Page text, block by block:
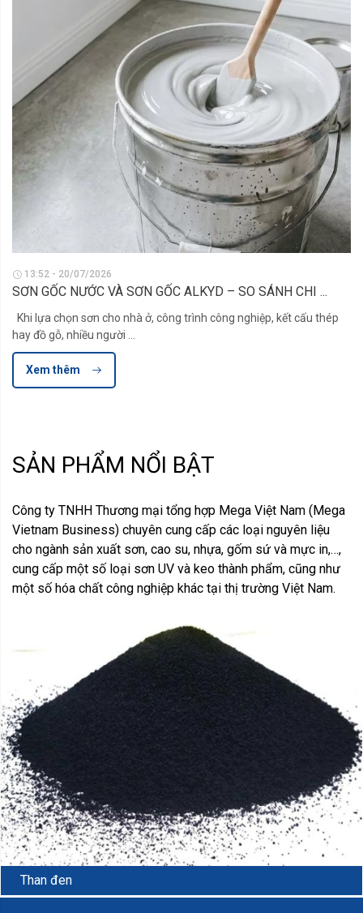
13:52 - 20/07/2026
SƠN GỐC NƯỚC VÀ SƠN GỐC ALKYD – SO SÁNH CHI ...
hay đồ gỗ, nhiều người ...
Xem thêm
SẢN PHẨM NỔI BẬT
Công ty TNHH Thương mại tổng hợp Mega Việt Nam (Mega
Vietnam Business) chuyên cung cấp các loại nguyên liệu
cho ngành sản xuất sơn, cao su, nhựa, gốm sứ và mực in,…,
cung cấp một số loại sơn UV và keo thành phẩm, cũng như
một số hóa chất công nghiệp khác tại thị trường Việt Nam.
Than đen